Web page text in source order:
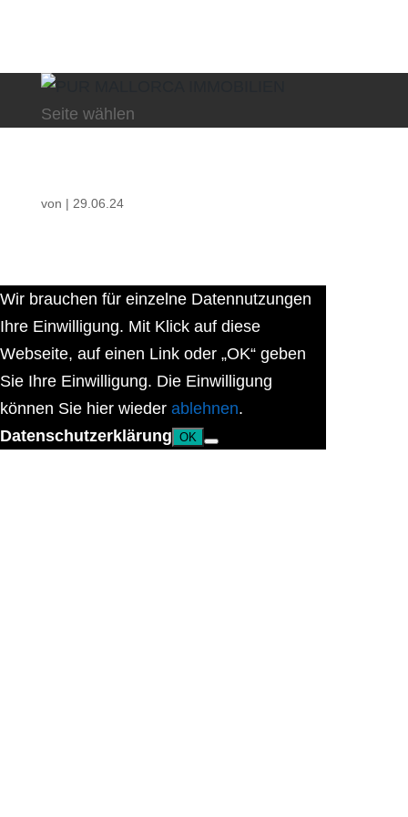
Seite wählen
von | 29.06.24
Wir brauchen für einzelne Datennutzungen
Ihre Einwilligung. Mit Klick auf diese
Webseite, auf einen Link oder „OK“ geben
Sie Ihre Einwilligung. Die Einwilligung
können Sie hier wieder ablehnen.
Datenschutzerklärung OK